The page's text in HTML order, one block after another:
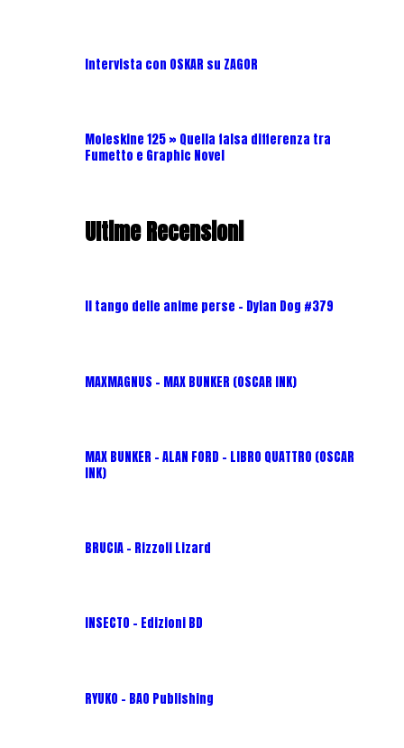
Intervista con OSKAR su ZAGOR
Moleskine 125 » Quella falsa differenza tra
Fumetto e Graphic Novel
Ultime Recensioni
Il tango delle anime perse - Dylan Dog #379
MAXMAGNUS – MAX BUNKER (OSCAR INK)
MAX BUNKER – ALAN FORD – LIBRO QUATTRO (OSCAR
INK)
BRUCIA - Rizzoli Lizard
INSECTO - Edizioni BD
RYUKO - BAO Publishing